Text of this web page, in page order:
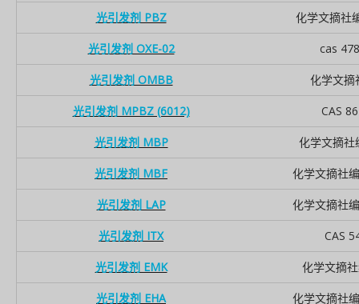
光引发剂 PBZ 化学文摘社
光引发剂 OXE-02 cas
光引发剂 OMBB 化学文
光引发剂 MPBZ (6012) CAS
光引发剂 MBP 化学文摘
光引发剂 MBF 化学文摘社
光引发剂 LAP 化学文摘社
光引发剂 ITX CAS
光引发剂 EMK 化学文摘
光引发剂 EHA 化学文摘社